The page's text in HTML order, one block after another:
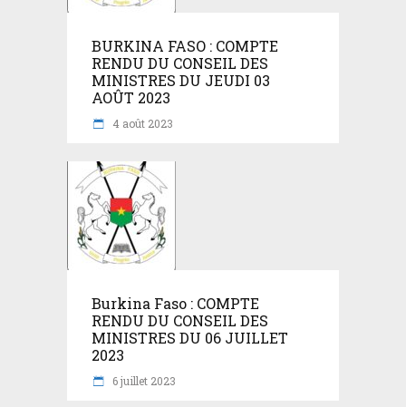
BURKINA FASO : COMPTE
RENDU DU CONSEIL DES
MINISTRES DU JEUDI 03
AOÛT 2023
4 août 2023
Burkina Faso : COMPTE
RENDU DU CONSEIL DES
MINISTRES DU 06 JUILLET
2023
6 juillet 2023